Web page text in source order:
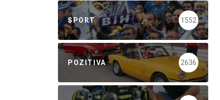
SPORT 1552
POZITIVA 2636